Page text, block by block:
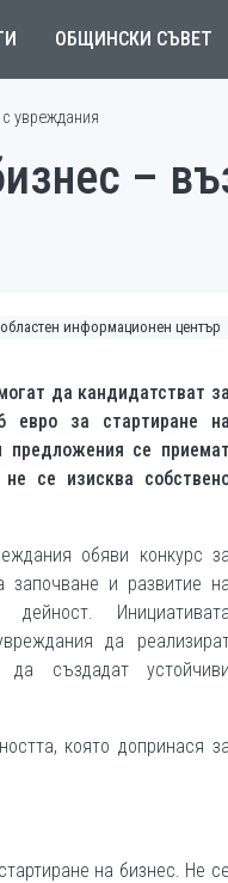
ОБЩИНСКИ СЪВЕТ
увреждания
–
областен информационен център
да кандидатстват за
евро за стартиране на
предложения се приемат
се изисква
обяви конкурс за
започване и развитие на
дейност. Инициативата
да
създадат устойчиви
която допринася за
на бизнес. Не се